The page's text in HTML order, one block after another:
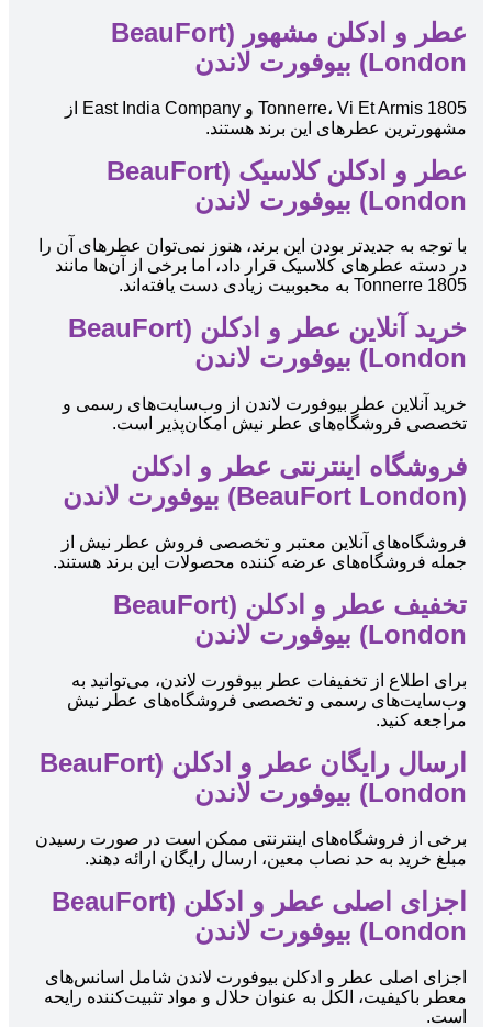
عطر و ادکلن مشهور (BeauFort
London) بیوفورت لاندن
1805 Tonnerre، Vi Et Armis و East India Company از
مشهورترین عطرهای این برند هستند.
عطر و ادکلن کلاسیک (BeauFort
London) بیوفورت لاندن
با توجه به جدیدتر بودن این برند، هنوز نمی‌توان عطرهای آن را
در دسته عطرهای کلاسیک قرار داد، اما برخی از آن‌ها مانند
1805 Tonnerre به محبوبیت زیادی دست یافته‌اند.
خرید آنلاین عطر و ادکلن (BeauFort
London) بیوفورت لاندن
خرید آنلاین عطر بیوفورت لاندن از وب‌سایت‌های رسمی و
تخصصی فروشگاه‌های عطر نیش امکان‌پذیر است.
فروشگاه اینترنتی عطر و ادکلن
(BeauFort London) بیوفورت لاندن
فروشگاه‌های آنلاین معتبر و تخصصی فروش عطر نیش از
جمله فروشگاه‌های عرضه کننده محصولات این برند هستند.
تخفیف عطر و ادکلن (BeauFort
London) بیوفورت لاندن
برای اطلاع از تخفیفات عطر بیوفورت لاندن، می‌توانید به
وب‌سایت‌های رسمی و تخصصی فروشگاه‌های عطر نیش
مراجعه کنید.
ارسال رایگان عطر و ادکلن (BeauFort
London) بیوفورت لاندن
برخی از فروشگاه‌های اینترنتی ممکن است در صورت رسیدن
مبلغ خرید به حد نصاب معین، ارسال رایگان ارائه دهند.
اجزای اصلی عطر و ادکلن (BeauFort
London) بیوفورت لاندن
اجزای اصلی عطر و ادکلن بیوفورت لاندن شامل اسانس‌های
معطر باکیفیت، الکل به عنوان حلال و مواد تثبیت‌کننده رایحه
است.